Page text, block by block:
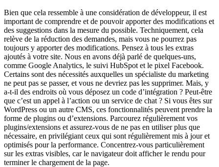
Bien que cela ressemble à une considération de développeur, il est
important de comprendre et de pouvoir apporter des modifications et
des suggestions dans la mesure du possible. Techniquement, cela
relève de la réduction des demandes, mais vous ne pourrez pas
toujours y apporter des modifications. Pensez à tous les extras
ajoutés à votre site. Nous en avons déjà parlé de quelques-uns,
comme Google Analytics, le suivi HubSpot et le pixel Facebook.
Certains sont des nécessités auxquelles un spécialiste du marketing
ne peut pas se passer, et vous ne devriez pas les supprimer. Mais, y
a-t-il des endroits où vous déposez un code d’intégration ? Peut-être
que c’est un appel à l’action ou un service de chat ? Si vous êtes sur
WordPress ou un autre CMS, ces fonctionnalités peuvent prendre la
forme de plugins ou d’extensions. Parcourez régulièrement vos
plugins/extensions et assurez-vous de ne pas en utiliser plus que
nécessaire, en privilégiant ceux qui sont régulièrement mis à jour et
optimisés pour la performance. Concentrez-vous particulièrement
sur les extras visibles, car le navigateur doit afficher le rendu pour
terminer le chargement de la page.